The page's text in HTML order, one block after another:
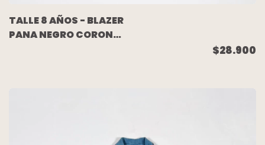
TALLE 8 AÑOS - BLAZER
PANA NEGRO CORONAS
$28.900